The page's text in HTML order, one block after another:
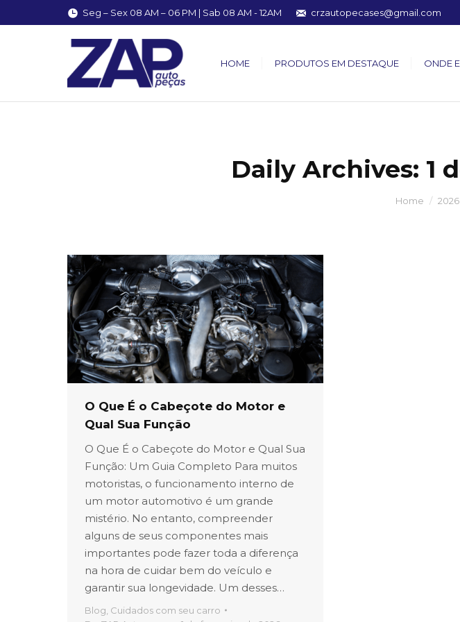
Seg – Sex 08 AM – 06 PM | Sab 08 AM - 12AM crzautopecases@gmail.com
HOME PRODUTOS EM DESTAQUE ONDE
Daily Archives: 1
Home 2026
O Que É o Cabeçote do Motor e
Qual Sua Função
O Que É o Cabeçote do Motor e Qual Sua
Função: Um Guia Completo Para muitos
motoristas, o funcionamento interno de
um motor automotivo é um grande
mistério. No entanto, compreender
alguns de seus componentes mais
importantes pode fazer toda a diferença
na hora de cuidar bem do veículo e
garantir sua longevidade. Um desses…
Blog Cuidados com seu carro